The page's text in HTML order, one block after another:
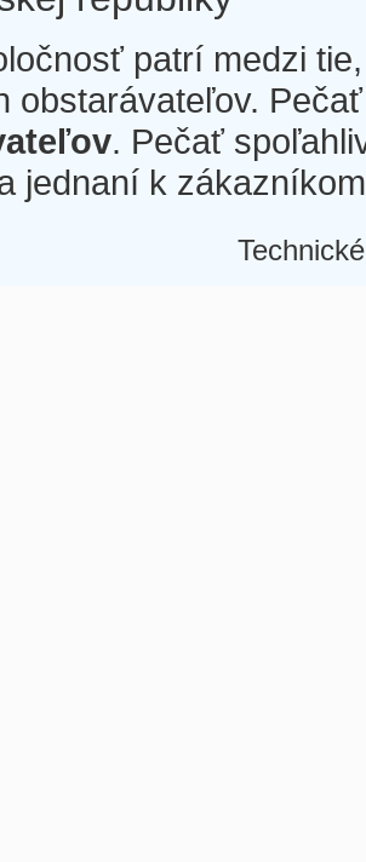
patrí medzi
obstarávateľov.
. Pečať
jednaní k